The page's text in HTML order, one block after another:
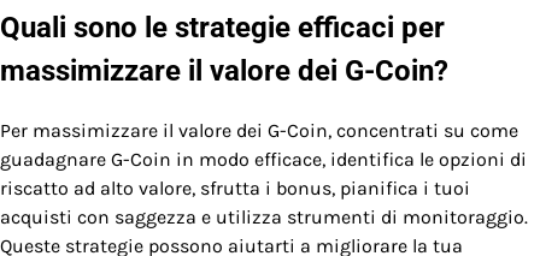
Quali sono le strategie efficaci per
massimizzare il valore dei G-Coin?
Per massimizzare il valore dei G-Coin, concentrati su come
guadagnare G-Coin in modo efficace, identifica le opzioni di
riscatto ad alto valore, sfrutta i bonus, pianifica i tuoi
acquisti con saggezza e utilizza strumenti di monitoraggio.
Queste strategie possono aiutarti a migliorare la tua